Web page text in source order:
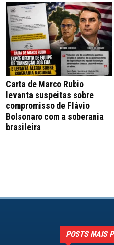
Carta de Marco Rubio
levanta suspeitas sobre
compromisso de Flávio
Bolsonaro com a soberania
brasileira
POSTS MAIS